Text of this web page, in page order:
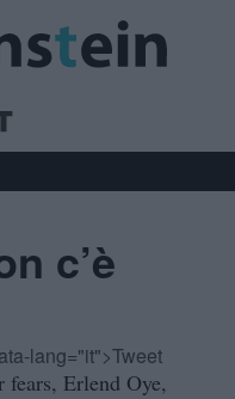
c’è
lang="it">Tweet
Erlend Oye,